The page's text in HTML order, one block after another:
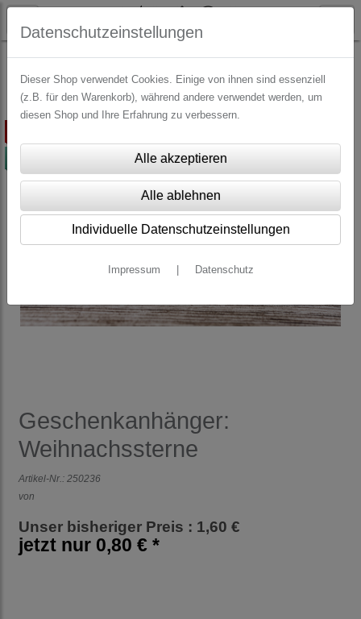
WEIHNACHTEN Geschenkanhänger Weihnachten
Geschenkanhänger:
Weihnachssterne
Artikel-Nr.: 250236
von
Unser bisheriger Preis : 1,60 €
jetzt nur 0,80 € *
Datenschutzeinstellungen
Dieser Shop verwendet Cookies. Einige von ihnen sind essenziell
(z.B. für den Warenkorb), während andere verwendet werden, um
diesen Shop und Ihre Erfahrung zu verbessern.
Individuelle Datenschutzeinstellungen
Impressum Datenschutz